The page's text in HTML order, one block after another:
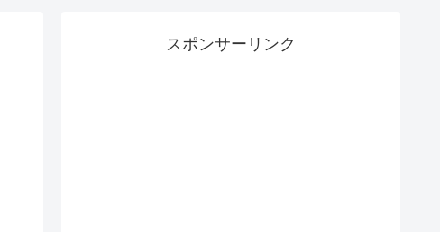
スポンサーリンク